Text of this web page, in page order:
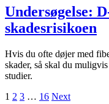
Undersøgelse:
skadesrisikoen
Hvis du ofte døjer med
skader, så skal du
studier.
1 2 3 … 16 Next